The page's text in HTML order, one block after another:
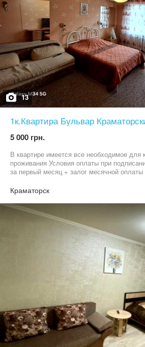
13
1к.Квартира Бульвар
5 000 грн.
В квартире имеется все необходимое для
проживания Условия оплаты при
за первый месяц + залог месячной оплаты
Краматорск